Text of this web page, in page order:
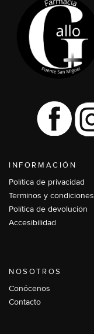
INFORMACIÓN
Política de privacidad
Terminos y condiciones
Política de devolución
Accesibilidad
NOSOTROS
Conócenos
Contacto